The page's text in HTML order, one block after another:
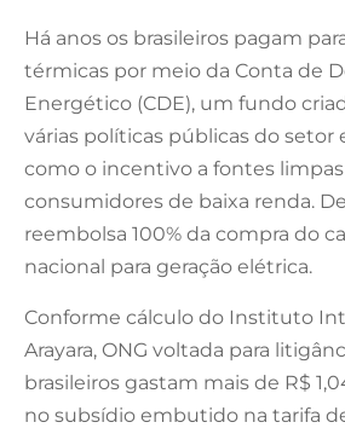
Há anos os brasileiros pagam
térmicas por meio da Conta de
Energético (CDE), um fundo
várias políticas públicas do setor
como o incentivo a fontes
consumidores de baixa renda.
reembolsa 100% da compra do
nacional para geração elétrica.
Conforme cálculo do Instituto
Arayara, ONG voltada para
brasileiros gastam mais de R$
no subsídio embutido na tarifa